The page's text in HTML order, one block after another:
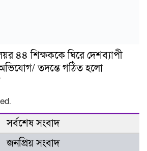
৪৪ শিক্ষককে ঘিরে দেশব্যাপী
তদন্তে গঠিত হলো
সর্বশেষ সংবাদ
জনপ্রিয় সংবাদ